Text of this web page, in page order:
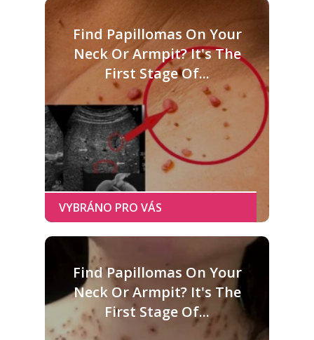
Find Papillomas On Your
Neck Or Armpit? It's The
First Stage Of...
Find Papillomas On Your
Neck Or Armpit? It's The
First Stage Of...